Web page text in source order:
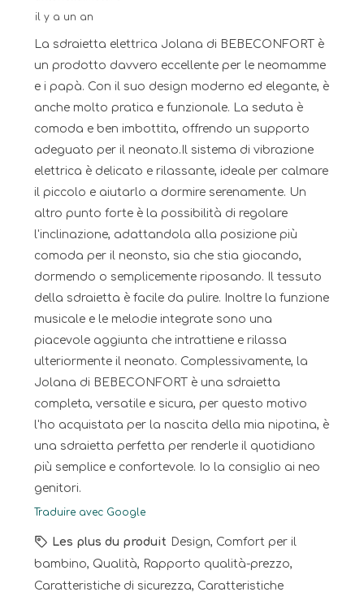
il y a un an
La sdraietta elettrica Jolana di BEBECONFORT è
un prodotto davvero eccellente per le neomamme
e i papà. Con il suo design moderno ed elegante, è
anche molto pratica e funzionale. La seduta è
comoda e ben imbottita, offrendo un supporto
adeguato per il neonato.Il sistema di vibrazione
elettrica è delicato e rilassante, ideale per calmare
il piccolo e aiutarlo a dormire serenamente. Un
altro punto forte è la possibilità di regolare
l'inclinazione, adattandola alla posizione più
comoda per il neonsto, sia che stia giocando,
dormendo o semplicemente riposando. Il tessuto
della sdraietta è facile da pulire. Inoltre la funzione
musicale e le melodie integrate sono una
piacevole aggiunta che intrattiene e rilassa
ulteriormente il neonato. Complessivamente, la
Jolana di BEBECONFORT è una sdraietta
completa, versatile e sicura, per questo motivo
l'ho acquistata per la nascita della mia nipotina, è
una sdraietta perfetta per renderle il quotidiano
più semplice e confortevole. Io la consiglio ai neo
genitori.
Traduire avec Google
Les plus du produit Design, Comfort per il
bambino, Qualità, Rapporto qualità-prezzo,
Caratteristiche di sicurezza, Caratteristiche